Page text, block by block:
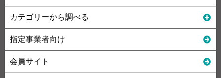
カテゴリーから調べる
指定事業者向け
会員サイト